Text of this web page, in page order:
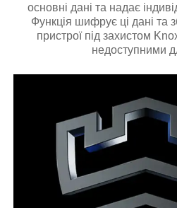
основні дані та надає
Функція шифрує ці дані та
пристрої під захистом
недоступними